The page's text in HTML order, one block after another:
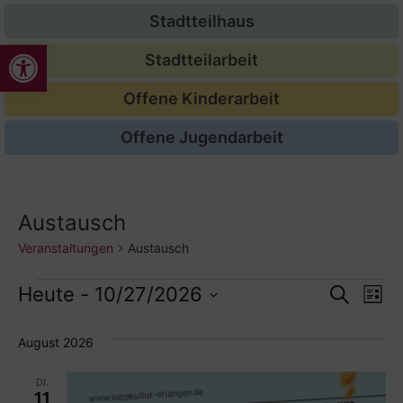
Werkzeugleiste öffnen
Stadtteilhaus
Stadtteilarbeit
Offene Kinderarbeit
Offene Jugendarbeit
Austausch
Veranstaltungen Austausch
und
SucheListe
Heute - 10/27/2026
August 2026
DI.
11